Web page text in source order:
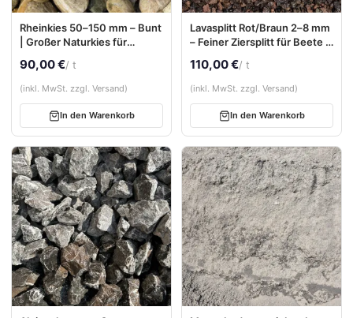
Rheinkies 50–150 mm – Bunt
| Großer Naturkies für
90,00 €/ t
(inkl. MwSt. zzgl. Versand)
In den Warenkorb
Lavasplitt Rot/Braun 2–8 mm
– Feiner Ziersplitt für Beete &
110,00 €/ t
(inkl. MwSt. zzgl. Versand)
In den Warenkorb